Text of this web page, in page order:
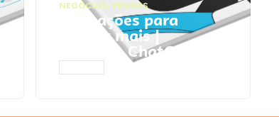
NEGÓCIOS, VENDAS
Faça ações para
vender mais |
Prompts ChatGPT